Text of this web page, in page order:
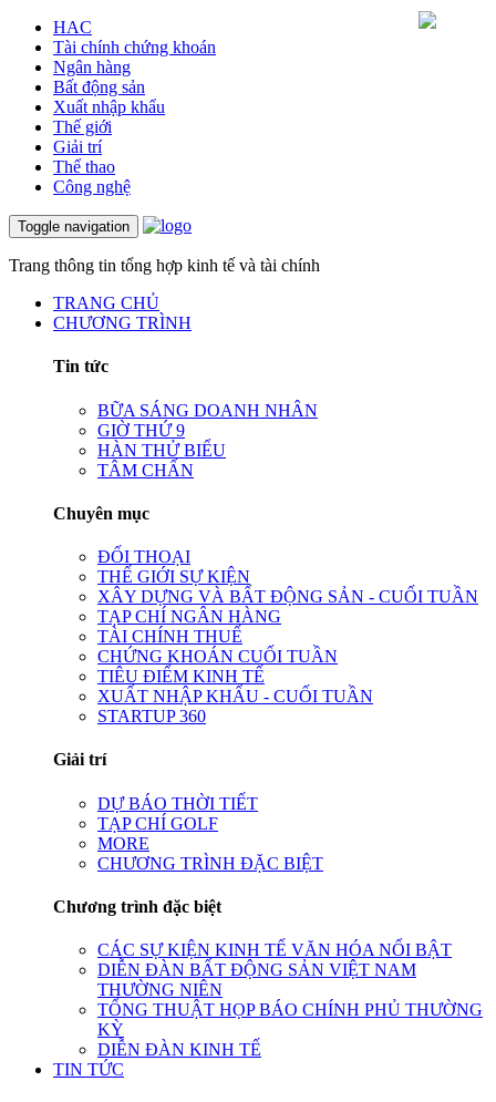
HAC
Tài chính chứng khoán
Ngân hàng
Bất động sản
Xuất nhập khẩu
Thế giới
Giải trí
Thể thao
Công nghệ
Toggle navigation
Trang thông tin tổng hợp kinh tế và tài chính
TRANG CHỦ
CHƯƠNG TRÌNH
Tin tức
BỮA SÁNG DOANH NHÂN
GIỜ THỨ 9
HÀN THỬ BIỂU
TÂM CHẤN
Chuyên mục
ĐỐI THOẠI
THẾ GIỚI SỰ KIỆN
XÂY DỰNG VÀ BẤT ĐỘNG SẢN - CUỐI TUẦN
TẠP CHÍ NGÂN HÀNG
TÀI CHÍNH THUẾ
CHỨNG KHOÁN CUỐI TUẦN
TIÊU ĐIỂM KINH TẾ
XUẤT NHẬP KHẨU - CUỐI TUẦN
STARTUP 360
Giải trí
DỰ BÁO THỜI TIẾT
TẠP CHÍ GOLF
MORE
CHƯƠNG TRÌNH ĐẶC BIỆT
Chương trình đặc biệt
CÁC SỰ KIỆN KINH TẾ VĂN HÓA NỔI BẬT
DIỄN ĐÀN BẤT ĐỘNG SẢN VIỆT NAM
THƯỜNG NIÊN
TỔNG THUẬT HỌP BÁO CHÍNH PHỦ THƯỜNG
KỲ
DIỄN ĐÀN KINH TẾ
TIN TỨC